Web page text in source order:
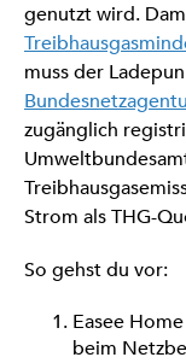
genutzt wird.
muss der
zugänglich
Strom als THG-
So gehst du vor:
Easee
beim